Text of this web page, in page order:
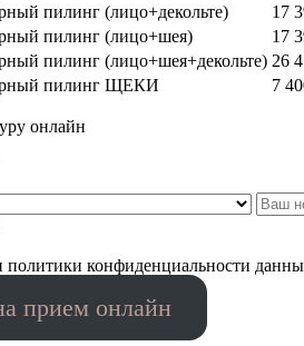
пилинг (лицо+декольте)
17
пилинг (лицо+шея)
17
пилинг (лицо+шея+декольте) 26
пилинг ЩЕКИ
7
онлайн
политики конфиденциальности
прием онлайн